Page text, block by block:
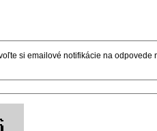
si emailové notifikácie na odpovede